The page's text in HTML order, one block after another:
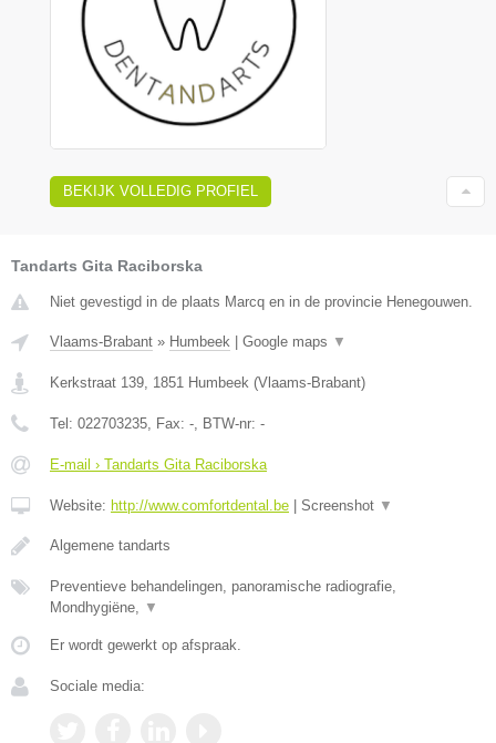
BEKIJK VOLLEDIG PROFIEL
Tandarts Gita Raciborska
Niet gevestigd in de plaats Marcq en in de provincie Henegouwen.
Vlaams-Brabant » Humbeek Google maps ▼
Kerkstraat 139 1851 Humbeek (Vlaams-Brabant)
Tel: 022703235 , Fax: - , BTW-nr: -
E-mail › Tandarts Gita Raciborska
Website: http://www.comfortdental.be Screenshot ▼
Algemene tandarts
Preventieve behandelingen, panoramische radiografie,
Mondhygiëne,
▼
Er wordt gewerkt op afspraak.
Sociale media: